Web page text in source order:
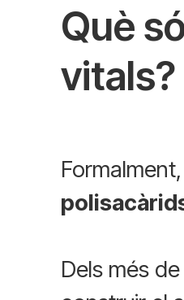
Què
vitals?
Dels més